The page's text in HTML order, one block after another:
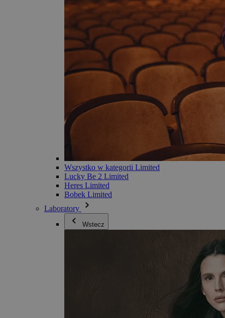
Wszystko w kategorii Limited
Lucky Be 2 Limited
Heres Limited
Bobek Limited
Laboratory
Wstecz